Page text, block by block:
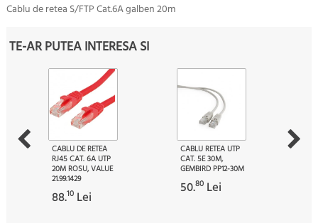
Cablu de retea S/FTP Cat.6A galben 20m
TE-AR PUTEA INTERESA SI
CABLU DE RETEA
RJ45 CAT. 6A UTP
20M ROSU, VALUE
21.99.1429
88.10 Lei
CABLU RETEA UTP
CAT. 5E 30M,
GEMBIRD PP12-30M
50.80 Lei